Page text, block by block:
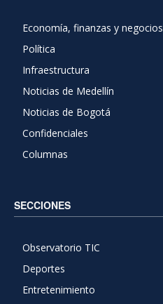
Economía, finanzas y negocios
Política
Infraestructura
Noticias de Medellín
Noticias de Bogotá
Confidenciales
Columnas
SECCIONES
Observatorio TIC
Deportes
Entretenimiento